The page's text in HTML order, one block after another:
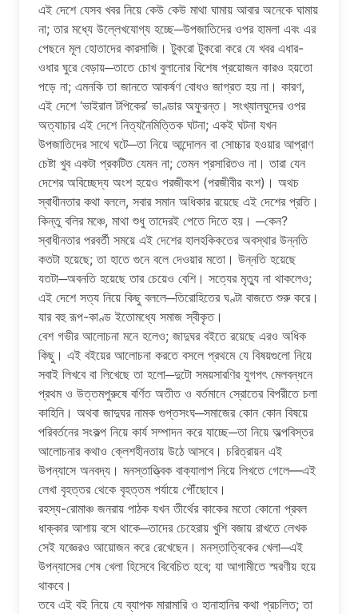
এই দেশে যেসব খবর নিয়ে কেউ কেউ মাথা ঘামায় আবার অনেকে ঘামায়
না; তার মধ্যে উল্লেখযোগ্য হচ্ছে─উপজাতিদের ওপর হামলা এবং এর
পেছনে মূল হোতাদের কারসাজি। টুকরো টুকরো করে যে খবর এধার-
ওধার ঘুরে বেড়ায়─তাতে চোখ বুলানোর বিশেষ প্রয়োজন কারও হয়তো
পড়ে না; এমনকি তা জানতে আকর্ষণ বোধও জাগ্রত হয় না। কারণ,
এই দেশে ‘ভাইরাল টপিকের’ ভাণ্ডার অফুরন্ত। সংখ্যালঘুদের ওপর
অত্যাচার এই দেশে নিত্যনৈমিত্তিক ঘটনা; একই ঘটনা যখন
উপজাতিদের সাথে ঘটে─তা নিয়ে আন্দোলন বা সোচ্চার হওয়ার আপ্রাণ
চেষ্টা খুব একটা প্রকটিত যেমন না; তেমন প্রসারিতও না। তারা যেন
দেশের অবিচ্ছেদ্য অংশ হয়েও পরজীবংশ (পরজীবীর বংশ)। অথচ
স্বাধীনতার কথা বললে, সবার সমান অধিকার রয়েছে এই দেশের প্রতি।
কিন্তু বলির মঞ্চে, মাথা শুধু তাদেরই পেতে দিতে হয়। ─কেন?
স্বাধীনতার পরবর্তী সময়ে এই দেশের হালহকিকতের অবস্থার উন্নতি
কতটা হয়েছে; তা হাতে গুনে বলে দেওয়ার মতো। উন্নতি হয়েছে
যতটা─অবনতি হয়েছে তার চেয়েও বেশি। সত্যের মৃত্যু না থাকলেও;
এই দেশে সত্য নিয়ে কিছু বললে─তিরোহিতের ঘণ্টা বাজতে শুরু করে।
যার বহু রূপ-কাণ্ড ইতোমধ্যে সমাজ স্বীকৃত।
বেশ গভীর আলোচনা মনে হলেও; জাদুঘর বইতে রয়েছে এরও অধিক
কিছু। এই বইয়ের আলোচনা করতে বসলে প্রথমে যে বিষয়গুলো নিয়ে
সবাই লিখবে বা লিখেছে তা হলো─দুটো সময়সারণির যুগপৎ মেলবন্ধনে
প্রথম ও উত্তমপুরুষে বর্ণিত অতীত ও বর্তমানে স্রোতের বিপরীতে চলা
কাহিনি। অথবা জাদুঘর নামক গুপ্তসংঘ─সমাজের কোন কোন বিষয়ে
পরিবর্তনের সংকল্প নিয়ে কার্য সম্পাদন করে যাচ্ছে─তা নিয়ে অল্পবিস্তর
আলোচনার কথাও ক্লেশহীনতায় উঠে আসবে। চরিত্রায়ন এই
উপন্যাসে অনবদ্য। মনস্তাত্ত্বিক বাক্যালাপ নিয়ে লিখতে গেলে—এই
লেখা বৃহত্তর থেকে বৃহত্তম পর্যায়ে পৌঁছোবে।
রহস্য-রোমাঞ্চ জনরায় পাঠক যখন তীর্থের কাকের মতো কোনো প্রবল
ধাক্কার আশায় বসে থাকে─তাদের চেহেরায় খুশি বজায় রাখতে লেখক
সেই যজ্ঞেরও আয়োজন করে রেখেছেন। মনস্তাত্বিকের খেলা─এই
উপন্যাসের শেষ খেলা হিসেবে বিবেচিত হবে; যা আগামীতে স্মরণীয় হয়ে
থাকবে।
তবে এই বই নিয়ে যে ব্যাপক মারামারি ও হানাহানির কথা প্রচলিত; তা